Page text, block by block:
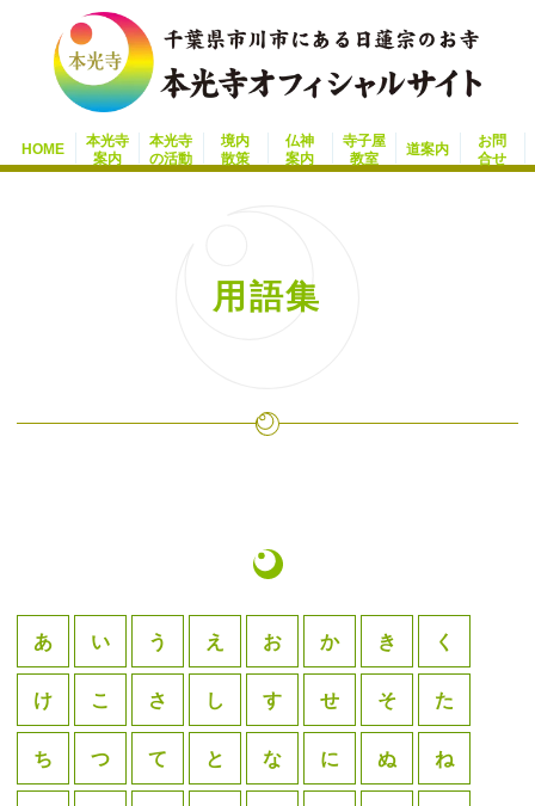
HOME
本光寺
案内
本光寺
の活動
境内
散策
仏神
案内
寺子屋
教室
道案内
お問
合せ
用語集
あ い う え お か き く
け こ さ し す せ そ た
ち つ て と な に ぬ ね